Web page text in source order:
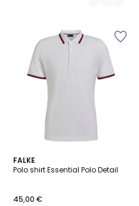
FALKE
Polo shirt Essential Polo Detail
45,00 €